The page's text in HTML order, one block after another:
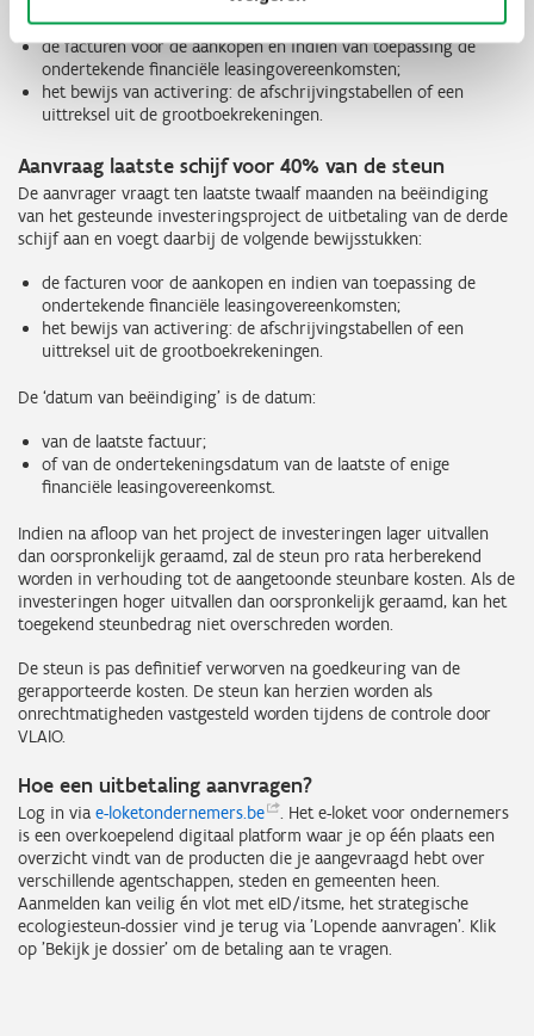
de facturen voor de aankopen en indien van toepassing de
ondertekende financiële leasingovereenkomsten;
het bewijs van activering: de afschrijvingstabellen of een
uittreksel uit de grootboekrekeningen.
Aanvraag laatste schijf voor 40% van de steun
De aanvrager vraagt ten laatste twaalf maanden na beëindiging
van het gesteunde investeringsproject de uitbetaling van de derde
schijf aan en voegt daarbij de volgende bewijsstukken:
de facturen voor de aankopen en indien van toepassing de
ondertekende financiële leasingovereenkomsten;
het bewijs van activering: de afschrijvingstabellen of een
uittreksel uit de grootboekrekeningen.
De ‘datum van beëindiging’ is de datum:
van de laatste factuur;
of van de ondertekeningsdatum van de laatste of enige
financiële leasingovereenkomst.
Indien na afloop van het project de investeringen lager uitvallen
dan oorspronkelijk geraamd, zal de steun pro rata herberekend
worden in verhouding tot de aangetoonde steunbare kosten. Als de
investeringen hoger uitvallen dan oorspronkelijk geraamd, kan het
toegekend steunbedrag niet overschreden worden.
De steun is pas definitief verworven na goedkeuring van de
gerapporteerde kosten. De steun kan herzien worden als
onrechtmatigheden vastgesteld worden tijdens de controle door
VLAIO.
Hoe een uitbetaling aanvragen?
Log in via e-loketondernemers.be
. Het e-loket voor ondernemers
is een overkoepelend digitaal platform waar je op één plaats een
overzicht vindt van de producten die je aangevraagd hebt over
verschillende agentschappen, steden en gemeenten heen.
Aanmelden kan veilig én vlot met eID/itsme, het strategische
ecologiesteun-dossier vind je terug via 'Lopende aanvragen'. Klik
op 'Bekijk je dossier' om de betaling aan te vragen.